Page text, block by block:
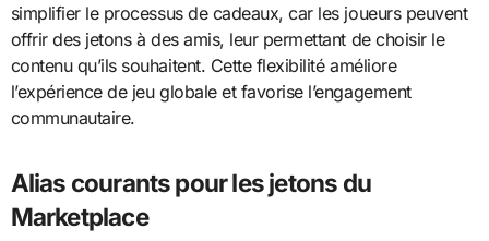
simplifier le processus de cadeaux, car les joueurs peuvent
offrir des jetons à des amis, leur permettant de choisir le
contenu qu’ils souhaitent. Cette flexibilité améliore
l’expérience de jeu globale et favorise l’engagement
communautaire.
Alias courants pour les jetons du
Marketplace